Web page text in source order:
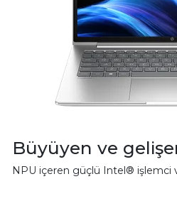
Büyüyen ve
NPU içeren güçlü Intel® işlemci